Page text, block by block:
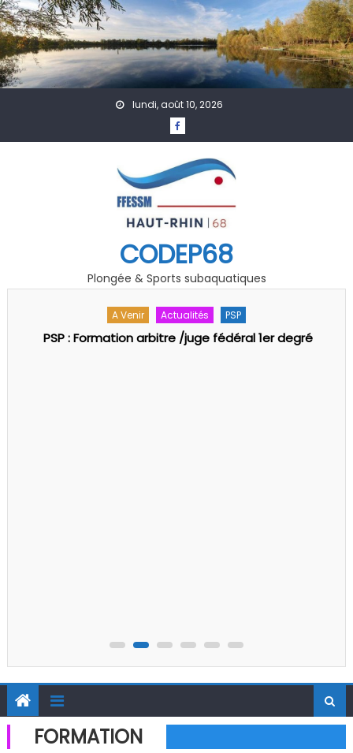
Skip to content
lundi, août 10, 2026
CODEP68
Plongée & Sports subaquatiques
A Venir Actualités PSP
PSP : Formation arbitre /juge fédéral 1er degré
FORMATION